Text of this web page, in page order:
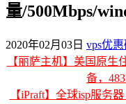
量/500Mbps/
2020年02月03日 vps优惠
【丽萨主机】美国原生
备，
【iPraft】全球isp服务